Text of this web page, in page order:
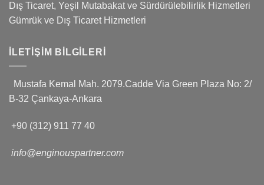
Dış Ticaret, Yeşil Mutabakat ve Sürdürülebilirlik Hizmetleri
Gümrük ve Dış Ticaret Hizmetleri
İLETIŞIM BILGILERI
Mustafa Kemal Mah. 2079.Cadde Via Green Plaza No: 2/
B-32 Çankaya-Ankara
+90 (312) 911 77 40
info@enginouspartner.com